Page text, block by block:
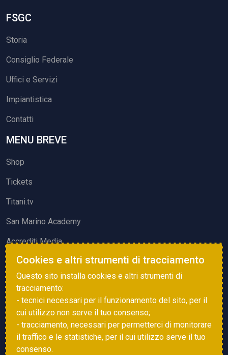
FSGC
Storia
Consiglio Federale
Uffici e Servizi
Impiantistica
Contatti
MENU BREVE
Shop
Tickets
Titani.tv
San Marino Academy
Accrediti Media
ATTIVITÀ ED EVENTI
Squadre di Calcio
Associazione Sammarinese Arbitri
Vota gol e parata
Cookies e altri strumenti di tracciamento
Questo sito installa cookies e altri strumenti di
tracciamento:
- tecnici necessari per il funzionamento del sito, per il
cui utilizzo non serve il tuo consenso;
- tracciamento, necessari per permetterci di monitorare
il traffico e le statistiche, per il cui utilizzo serve il tuo
consenso.